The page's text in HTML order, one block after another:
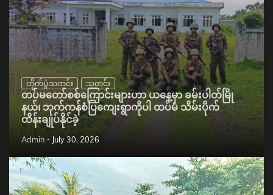
တိုက်ပွဲသတင်း သတင်း
တပ်မတော်စစ်ကြောင်းများဟာ ယနေ့မှာ ခမ်းပါတ်မြို
နယ်၊ ဘုက်ကန်စံပြကျေးရွာကိုပါ ထပ်မံ သိမ်းပိုက်
ထိန်းချုပ်နိုင်ခဲ့
Admin July 30, 2026